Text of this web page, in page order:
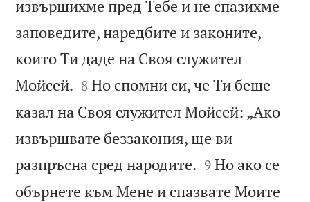
извършихме пред Тебе и не спазихме
заповедите, наредбите и законите,
които Ти даде на Своя служител
Мойсей. 

8 Но спомни си, че Ти беше
казал на Своя служител Мойсей: „Ако
извършвате беззакония, ще ви
разпръсна сред народите. 

9 Но ако се
обърнете към Мене и спазвате Моите